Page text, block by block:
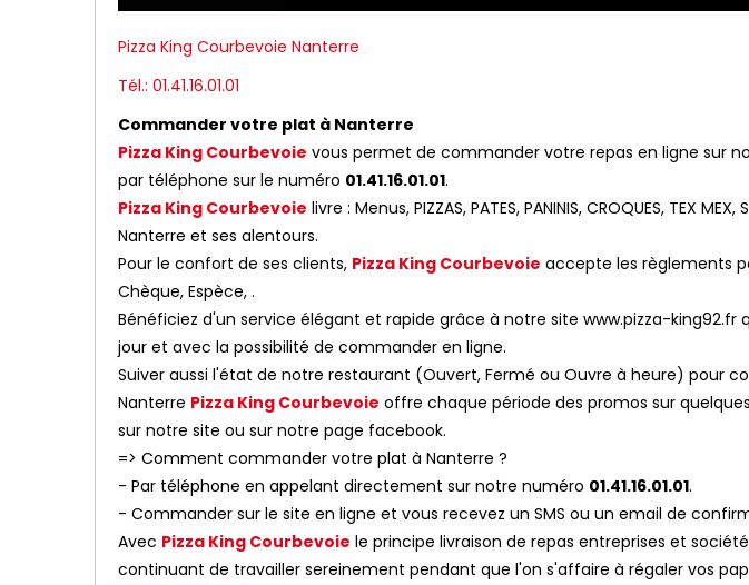
Pizza King Courbevoie Nanterre
Tél.: 01.41.16.01.01
Commander votre plat à Nanterre
Pizza King Courbevoie vous permet de commander votre repas en ligne sur
par téléphone sur le numéro 01.41.16.01.01.
Pizza King Courbevoie livre : Menus, PIZZAS, PATES, PANINIS, CROQUES, TEX MEX,
Nanterre et ses alentours.
Pour le confort de ses clients, Pizza King Courbevoie accepte les règlements
Chèque, Espèce, .
Bénéficiez d'un service élégant et rapide grâce à notre site www.pizza-king92.fr
jour et avec la possibilité de commander en ligne.
Suiver aussi l'état de notre restaurant (Ouvert, Fermé ou Ouvre à heure) pour
Nanterre Pizza King Courbevoie offre chaque période des promos sur
sur notre site ou sur notre page facebook.
=> Comment commander votre plat à Nanterre ?
- Par téléphone en appelant directement sur notre numéro 01.41.16.01.01.
- Commander sur le site en ligne et vous recevez un SMS ou un email de
Avec Pizza King Courbevoie le principe livraison de repas entreprises et
continuant de travailler sereinement pendant que l'on s'affaire à régaler vos